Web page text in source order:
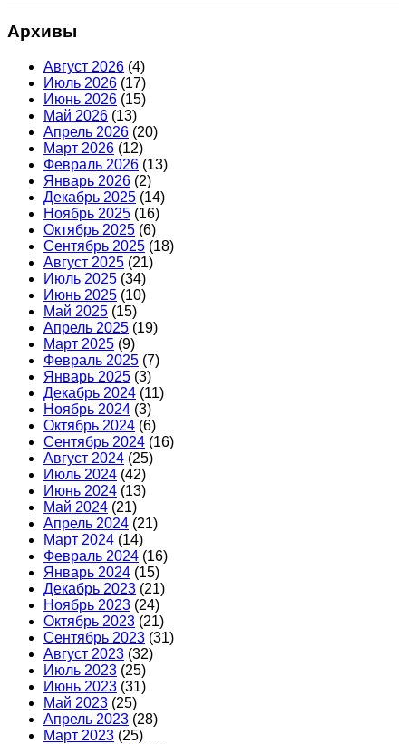
Архивы
Август 2026 (4)
Июль 2026 (17)
Июнь 2026 (15)
Май 2026 (13)
Апрель 2026 (20)
Март 2026 (12)
Февраль 2026 (13)
Январь 2026 (2)
Декабрь 2025 (14)
Ноябрь 2025 (16)
Октябрь 2025 (6)
Сентябрь 2025 (18)
Август 2025 (21)
Июль 2025 (34)
Июнь 2025 (10)
Май 2025 (15)
Апрель 2025 (19)
Март 2025 (9)
Февраль 2025 (7)
Январь 2025 (3)
Декабрь 2024 (11)
Ноябрь 2024 (3)
Октябрь 2024 (6)
Сентябрь 2024 (16)
Август 2024 (25)
Июль 2024 (42)
Июнь 2024 (13)
Май 2024 (21)
Апрель 2024 (21)
Март 2024 (14)
Февраль 2024 (16)
Январь 2024 (15)
Декабрь 2023 (21)
Ноябрь 2023 (24)
Октябрь 2023 (21)
Сентябрь 2023 (31)
Август 2023 (32)
Июль 2023 (25)
Июнь 2023 (31)
Май 2023 (25)
Апрель 2023 (28)
Март 2023 (25)